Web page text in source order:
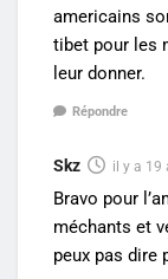
americains
tibet pour les
leur donner.
Répondre
Skz il y a 19
Bravo pour
méchants et
peux pas dire